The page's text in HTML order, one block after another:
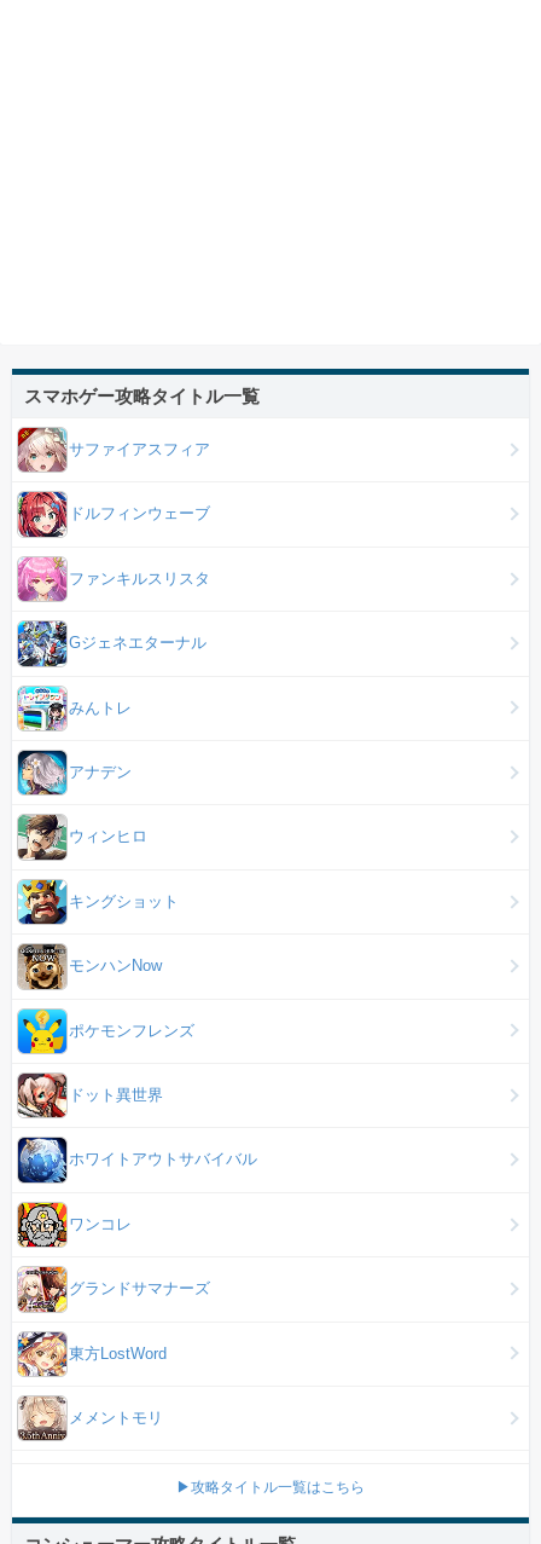
スマホゲー攻略タイトル一覧
サファイアスフィア
ドルフィンウェーブ
ファンキルスリスタ
Gジェネエターナル
みんトレ
アナデン
ウィンヒロ
キングショット
モンハンNow
ポケモンフレンズ
ドット異世界
ホワイトアウトサバイバル
ワンコレ
グランドサマナーズ
東方LostWord
メメントモリ
▶攻略タイトル一覧はこちら